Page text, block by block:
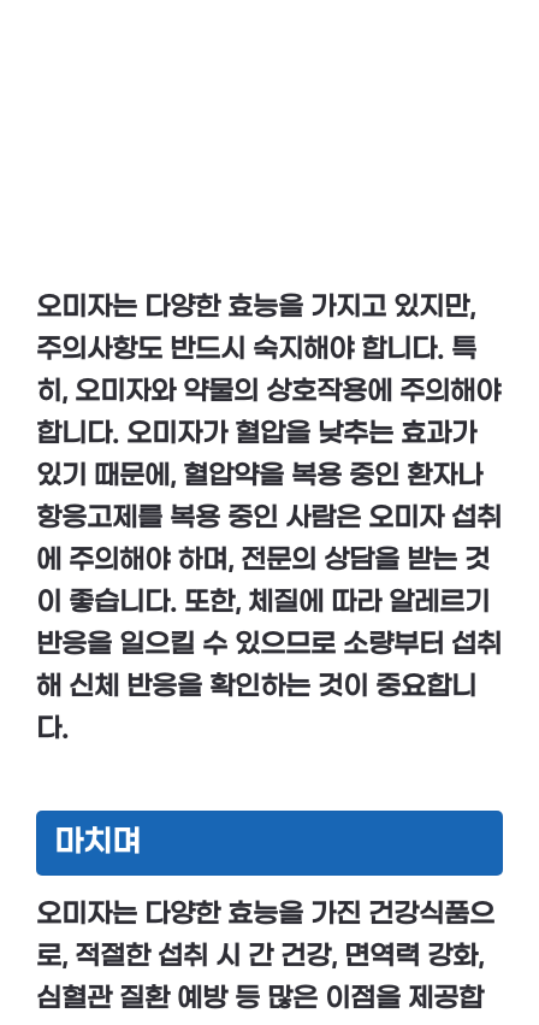
오미자는 다양한 효능을 가지고 있지만,
주의사항도 반드시 숙지해야 합니다. 특
히, 오미자와 약물의 상호작용에 주의해야
합니다. 오미자가 혈압을 낮추는 효과가
있기 때문에, 혈압약을 복용 중인 환자나
항응고제 를 복용 중인 사람은 오미자 섭취
에 주의해야 하며, 전문의 상담을 받는 것
이 좋습니다. 또한, 체질에 따라 알레르기
반응을 일으킬 수 있으므로 소량부터 섭취
해 신체 반응을 확인하는 것이 중요합니
다.
마치며
오미자는 다양한 효능을 가진 건강식품으
로, 적절한 섭취 시 간 건강, 면역력 강화,
심혈관 질환 예방등 많은 이점을 제공합